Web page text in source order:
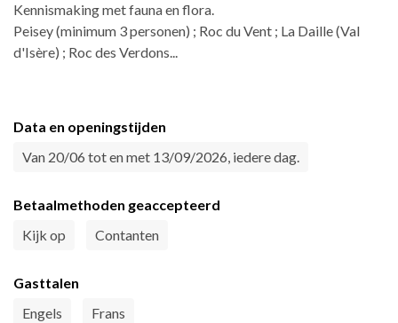
Kennismaking met fauna en flora.
Peisey (minimum 3 personen) ; Roc du Vent ; La Daille (Val
d'Isère) ; Roc des Verdons...
Data en openingstijden
Van 20/06 tot en met 13/09/2026, iedere dag.
Betaalmethoden geaccepteerd
Kijk op
Contanten
Gasttalen
Engels
Frans